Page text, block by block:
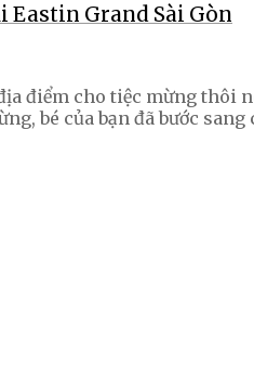
Eastin Grand Sài Gòn
điểm cho tiệc mừng thôi
bé của bạn đã bước